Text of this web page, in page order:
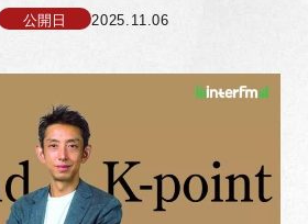
公開日 2025.11.06